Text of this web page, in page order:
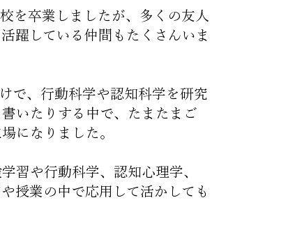
を卒業しましたが、多くの友人
躍している仲間もたくさんいま
で、行動科学や認知科学を研究
いたりする中で、たまたまご
になりました。
習や行動科学、認知心理学、
授業の中で応用して活かしても